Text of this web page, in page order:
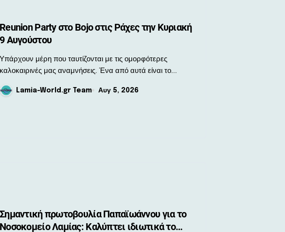
Reunion Party στο Bojo στις Ράχες την Κυριακή
9 Αυγούστου
Υπάρχουν μέρη που ταυτίζονται με τις ομορφότερες
καλοκαιρινές μας αναμνήσεις. Ένα από αυτά είναι το...
Lamia-World.gr Team Αυγ 5, 2026
Σημαντική πρωτοβουλία Παπαϊωάννου για το
Νοσοκομείο Λαμίας: Καλύπτει ιδιωτικά το